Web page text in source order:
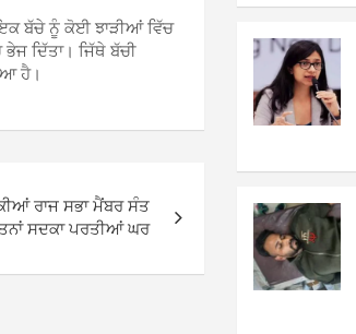
ਇਕ ਬੱਚੇ ਨੂੰ ਕੋਈ ਝਾੜੀਆਂ ਵਿੱਚ
ਦਿੱਤਾ। ਜਿੱਥੇ ਬੱਚੀ
ਹੈ।
ਰਾਜ ਸਭਾ ਮੈਂਬਰ ਸੰਤ
ਸਦਕਾ ਪਰਤੀਆਂ ਘਰ